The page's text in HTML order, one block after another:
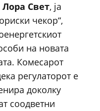
Лора Свет, ја
чекор“,
на новата
Комесарот
регулаторот е
доколку
соодветни